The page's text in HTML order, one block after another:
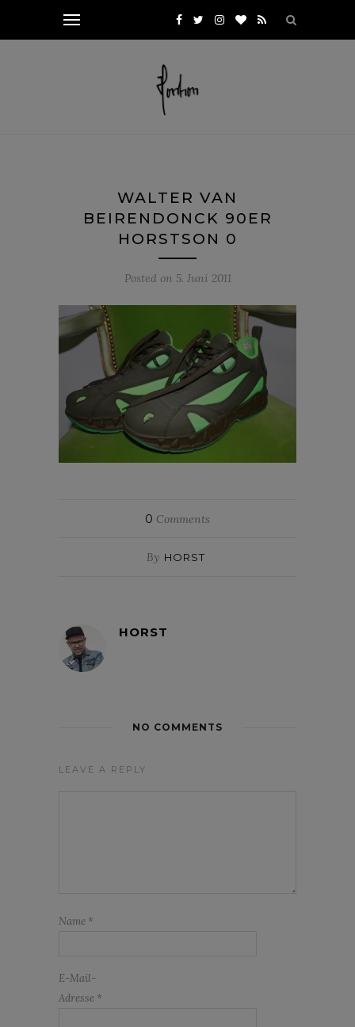
WALTER VAN
BEIRENDONCK 90ER
HORSTSON 0
Posted on 5. Juni 2011
0 Comments
By HORST
HORST
NO COMMENTS
LEAVE A REPLY
Name *
E-Mail-
Adresse *